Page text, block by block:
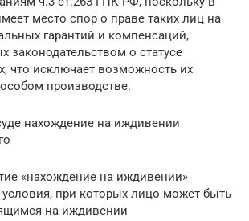
место спор о праве таких лиц на
гарантий и компенсаций,
законодательством о статусе
что исключает возможность их
производстве.
нахождение на иждивении
«нахождение на иждивении»
условия, при которых лицо может быть
на иждивении